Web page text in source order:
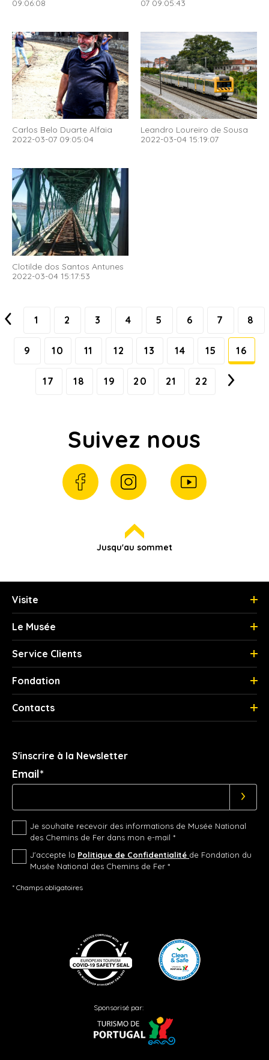
09:06:08
07 09:05:43
Carlos Belo Duarte Alfaia
2022-03-07 09:05:04
Leandro Loureiro de Sousa
2022-03-04 15:19:07
Clotilde dos Santos Antunes
2022-03-04 15:17:53
1 2 3 4 5 6 7 8
9 10 11 12 13 14 15 16
17 18 19 20 21 22
Suivez nous
Jusqu'au sommet
Visite
Le Musée
Service Clients
Fondation
Contacts
S'inscrire à la Newsletter
Email*
Je souhaite recevoir des informations de Musée National
des Chemins de Fer dans mon e-mail *
J'accepte la Politique de Confidentialité de Fondation du
Musée National des Chemins de Fer *
* Champs obligatoires
Sponsorisé par: